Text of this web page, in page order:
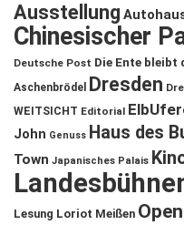
Ausstellung
Chinesischer
Deutsche Post Die Ente bleibt
Aschenbrödel
Dresden
WEITSICHT Editorial
John Genuss Haus des
Town Japanisches Palais
Lesung Loriot Meißen